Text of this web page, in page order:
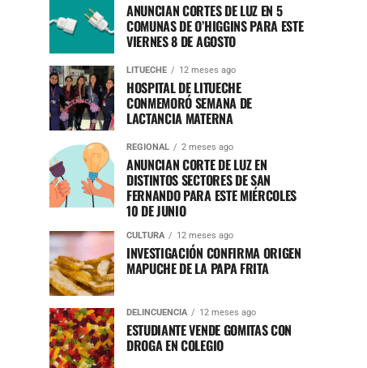
ANUNCIAN CORTES DE LUZ EN 5
COMUNAS DE O’HIGGINS PARA ESTE
VIERNES 8 DE AGOSTO
LITUECHE 12 meses ago
HOSPITAL DE LITUECHE
CONMEMORÓ SEMANA DE
LACTANCIA MATERNA
REGIONAL 2 meses ago
ANUNCIAN CORTE DE LUZ EN
DISTINTOS SECTORES DE SAN
FERNANDO PARA ESTE MIÉRCOLES
10 DE JUNIO
CULTURA 12 meses ago
INVESTIGACIÓN CONFIRMA ORIGEN
MAPUCHE DE LA PAPA FRITA
DELINCUENCIA 12 meses ago
ESTUDIANTE VENDE GOMITAS CON
DROGA EN COLEGIO